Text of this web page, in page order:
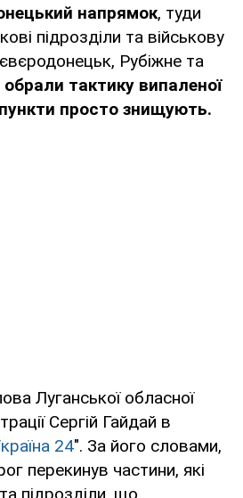
напрямок, туди
підрозділи та військову
Рубіжне та
обрали тактику випаленої
просто знищують.
Луганської обласної
Сергій Гайдай в
24". За його словами,
перекинув частини, які
підрозділи, що